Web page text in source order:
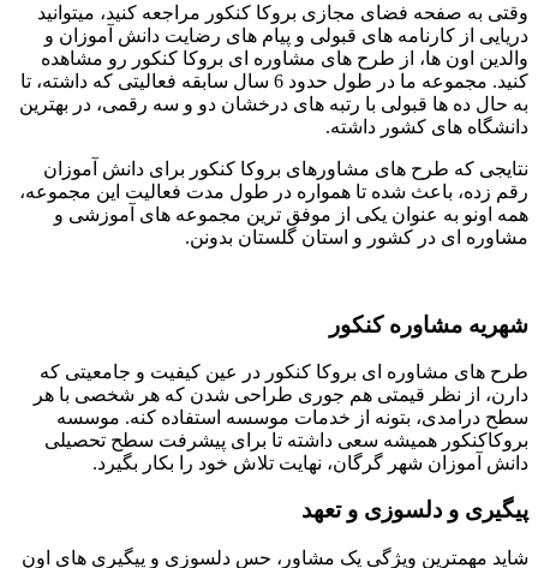
وقتی به صفحه فضای مجازی بروکا کنکور مراجعه کنید، میتوانید
دریایی از کارنامه های قبولی و پیام های رضایت دانش آموزان و
والدین اون ها، از طرح های مشاوره ای بروکا کنکور رو مشاهده
کنید. مجموعه ما در طول حدود 6 سال سابقه فعالیتی که داشته، تا
به حال ده ها قبولی با رتبه های درخشان دو و سه رقمی، در بهترین
دانشگاه های کشور داشته.
نتایجی که طرح­ های مشاوره­ای بروکا کنکور برای دانش آموزان
رقم زده، باعث شده تا همواره در طول مدت فعالیت این مجموعه،
همه اونو به عنوان یکی از موفق ترین مجموعه های آموزشی و
مشاوره ای در کشور و استان گلستان بدونن.
شهریه مشاوره کنکور
طرح های مشاوره ای بروکا کنکور در عین کیفیت و جامعیتی که
دارن، از نظر قیمتی هم جوری طراحی شدن که هر شخصی با هر
سطح درامدی، بتونه از خدمات موسسه استفاده کنه. موسسه
بروکاکنکور همیشه سعی داشته تا برای پیشرفت سطح تحصیلی
دانش آموزان شهر گرگان، نهایت تلاش خود را بکار بگیرد.
پیگیری و دلسوزی و تعهد
شاید مهم­ترین ویژگی یک مشاور، حس دلسوزی و پیگیری­ های اون